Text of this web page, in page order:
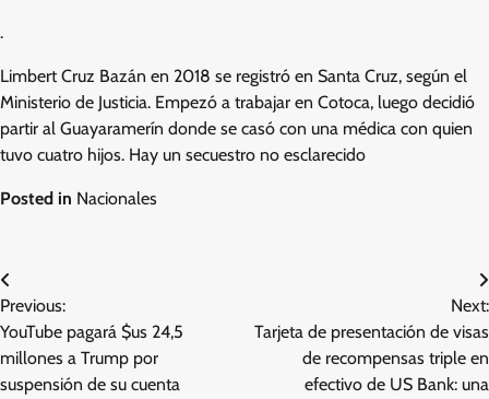
.
Limbert Cruz Bazán en 2018 se registró en Santa Cruz, según el
Ministerio de Justicia. Empezó a trabajar en Cotoca, luego decidió
partir al Guayaramerín donde se casó con una médica con quien
tuvo cuatro hijos. Hay un secuestro no esclarecido
Posted in Nacionales
Post
navigation
Previous:
YouTube pagará $us 24,5
millones a Trump por
suspensión de su cuenta
Next:
Tarjeta de presentación de visas
de recompensas triple en
efectivo de US Bank: una